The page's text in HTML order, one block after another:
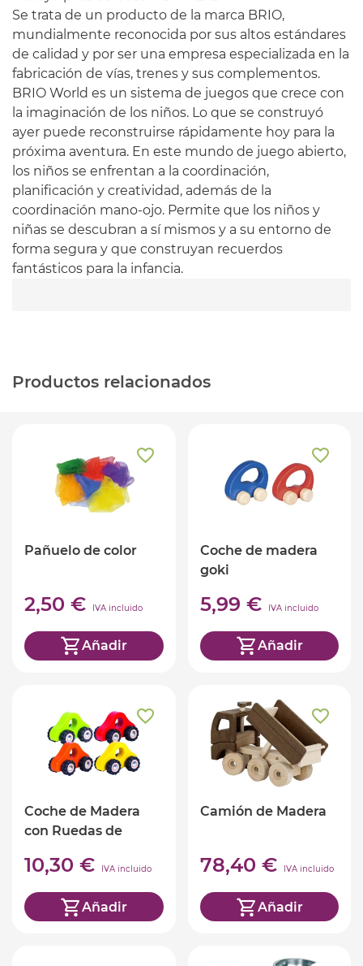
Se trata de un producto de la marca BRIO,
mundialmente reconocida por sus altos estándares
de calidad y por ser una empresa especializada en la
fabricación de vías, trenes y sus complementos.
BRIO World es un sistema de juegos que crece con
la imaginación de los niños. Lo que se construyó
ayer puede reconstruirse rápidamente hoy para la
próxima aventura. En este mundo de juego abierto,
los niños se enfrentan a la coordinación,
planificación y creatividad, además de la
coordinación mano-ojo. Permite que los niños y
niñas se descubran a sí mismos y a su entorno de
forma segura y que construyan recuerdos
fantásticos para la infancia.
Productos relacionados
Pañuelo de color
2,50 € IVA incluido
Añadir
Coche de madera
goki
5,99 € IVA incluido
Añadir
Coche de Madera
con Ruedas de
10,30 € IVA incluido
Añadir
Camión de Madera
78,40 € IVA incluido
Añadir